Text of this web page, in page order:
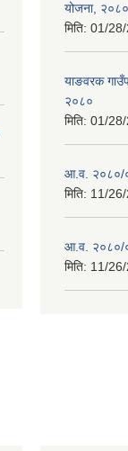
योजना, २०८०
मिति: 01/
याङवरक
२०८०
मिति: 01/
आ.व. २०८०/
मिति: 11/
आ.व. २०८०/
मिति: 11/